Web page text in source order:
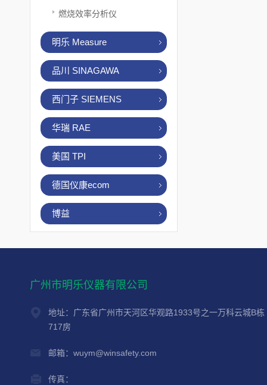
燃烧效率分析仪
明乐 Measure
品川 SINAGAWA
西门子 SIEMENS
华瑞 RAE
美国 TPI
德国仪康ecom
博益
广州市明乐仪器有限公司
地址：广东省广州市天河区华观路1933号之一万科云城B栋
717房
邮箱：wuym@winsafety.com
传真：